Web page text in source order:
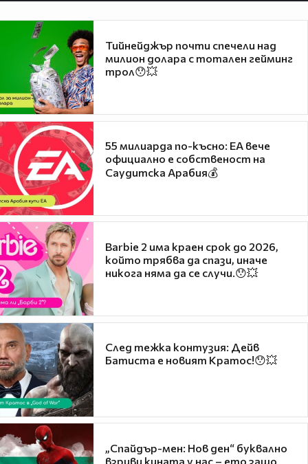
Тийнейджър почти спечели над
милион долара с тотален гейминг
трол😯💥
55 милиарда по-късно: EA вече
официално е собственост на
Саудитска Арабия💰
Barbie 2 има краен срок до 2026,
който трябва да спази, иначе
никога няма да се случи.😯💥
След тежка контузия: Дейв
Батиста е новият Кратос!😯💥
„Спайдър-мен: Нов ден“ буквално
взриви кината у нас – ето защо